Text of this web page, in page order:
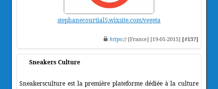
stephanecourtial5.wixsite.com/vegeta
https:// [France] [19-01-2015] [#137]
Sneakers Culture
Sneakersculture est la première plateforme dédiée à la culture